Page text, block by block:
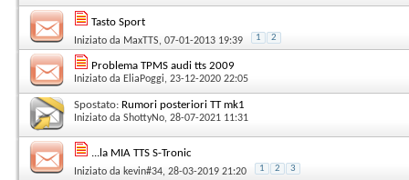
Tasto Sport
Iniziato da MaxTTS, 07-01-2013 19:39 1 2
Problema TPMS audi tts 2009
Iniziato da EliaPoggi, 23-12-2020 22:05
Spostato: Rumori posteriori TT mk1
Iniziato da ShottyNo, 28-07-2021 11:31
...la MIA TTS S-Tronic
Iniziato da kevin#34, 28-03-2019 21:20 1 2 3